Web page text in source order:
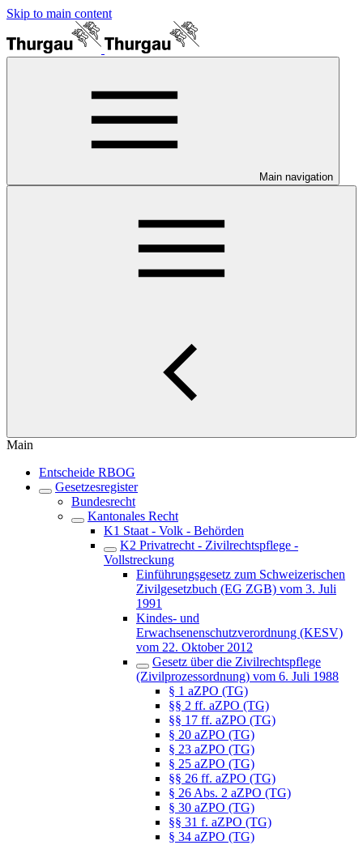
Skip to main content
Main navigation
Main
Entscheide RBOG
Gesetzesregister
Bundesrecht
Kantonales Recht
K1 Staat - Volk - Behörden
K2 Privatrecht - Zivilrechtspflege -
Vollstreckung
Einführungsgesetz zum Schweizerischen
Zivilgesetzbuch (EG ZGB) vom 3. Juli
1991
Kindes- und
Erwachsenenschutzverordnung (KESV)
vom 22. Oktober 2012
Gesetz über die Zivilrechtspflege
(Zivilprozessordnung) vom 6. Juli 1988
§ 1 aZPO (TG)
§§ 2 ff. aZPO (TG)
§§ 17 ff. aZPO (TG)
§ 20 aZPO (TG)
§ 23 aZPO (TG)
§ 25 aZPO (TG)
§§ 26 ff. aZPO (TG)
§ 26 Abs. 2 aZPO (TG)
§ 30 aZPO (TG)
§§ 31 f. aZPO (TG)
§ 34 aZPO (TG)